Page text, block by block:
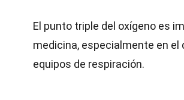
El punto triple del oxígeno es
medicina, especialmente en el
equipos de respiración.